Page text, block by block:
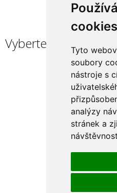
cookies
Tyto
soubory
nástroje s
analýzy
stránek a
Vyberte rám / pant